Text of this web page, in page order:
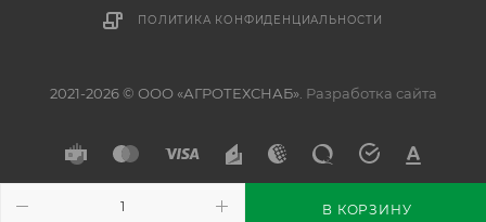
В КОРЗИНУ
ПОЛИТИКА КОНФИДЕНЦИАЛЬНОСТИ
2021-2026 © ООО «АГРОТЕХСНАБ». Разработка сайта